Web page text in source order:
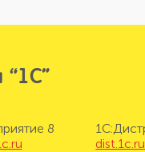
8
dist.1c.ru